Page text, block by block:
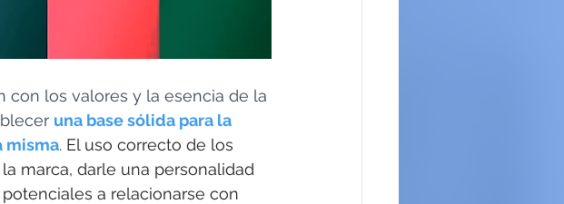
con los valores y la esencia de la
una base sólida para la
misma. El uso correcto de los
marca, darle una personalidad
a relacionarse con